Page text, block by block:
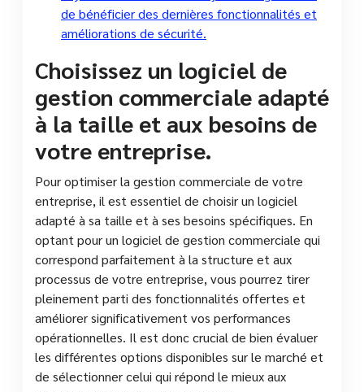
de bénéficier des dernières fonctionnalités et
améliorations de sécurité.
Choisissez un logiciel de
gestion commerciale adapté
à la taille et aux besoins de
votre entreprise.
Pour optimiser la gestion commerciale de votre
entreprise, il est essentiel de choisir un logiciel
adapté à sa taille et à ses besoins spécifiques. En
optant pour un logiciel de gestion commerciale qui
correspond parfaitement à la structure et aux
processus de votre entreprise, vous pourrez tirer
pleinement parti des fonctionnalités offertes et
améliorer significativement vos performances
opérationnelles. Il est donc crucial de bien évaluer
les différentes options disponibles sur le marché et
de sélectionner celui qui répond le mieux aux